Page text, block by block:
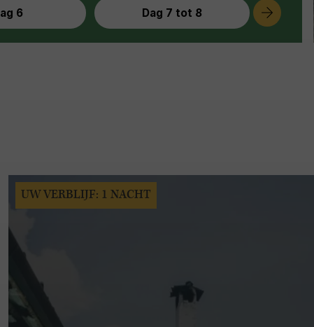
6 Dag 7 tot 8
UW VERBLIJF: 1 NACHT